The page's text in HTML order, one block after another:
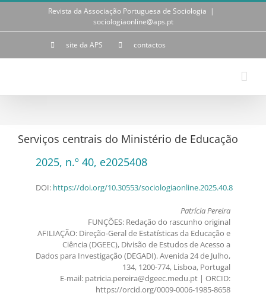
Skip
Revista da Associação Portuguesa de Sociologia |
sociologiaonline@aps.pt
site da APS contactos
Serviços centrais do Ministério de Educação
2025, n.º 40, e2025408
DOI: https://doi.org/10.30553/sociologiaonline.2025.40.8
Patrícia Pereira
FUNÇÕES: Redação do rascunho original
AFILIAÇÃO: Direção-Geral de Estatísticas da Educação e
Ciência (DGEEC), Divisão de Estudos de Acesso a
Dados para Investigação (DEGADI). Avenida 24 de Julho,
134, 1200-774, Lisboa, Portugal
E-mail: patricia.pereira@dgeec.medu.pt | ORCID:
https://orcid.org/0009-0006-1985-8658